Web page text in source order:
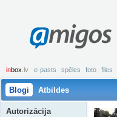
amigos
inbox .lv e-pasts spēles foto files
Blogi Atbildes
Autorizācija